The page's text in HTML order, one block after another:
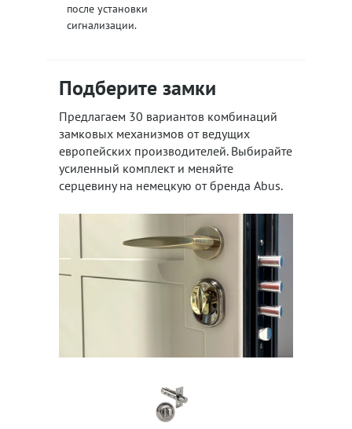
после установки
сигнализации.
Подберите замки
Предлагаем 30 вариантов комбинаций
замковых механизмов от ведущих
европейских производителей. Выбирайте
усиленный комплект и меняйте
серцевину на немецкую от бренда Abus.